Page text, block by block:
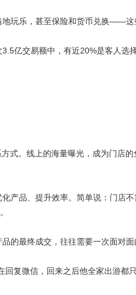
玩乐，甚至保险和货币兑换——这
亿交易额中，有近20%是客人选
式。线上的海量曝光，成为门店的
产品、提升效率。简单说：门店不
的最终成交，往往需要一次面对面
复微信，回来之后他全家出游都